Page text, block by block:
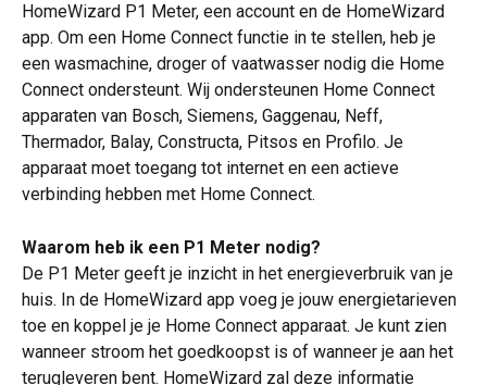
HomeWizard P1 Meter, een account en de HomeWizard
app. Om een Home Connect functie in te stellen, heb je
een wasmachine, droger of vaatwasser nodig die Home
Connect ondersteunt. Wij ondersteunen Home Connect
apparaten van Bosch, Siemens, Gaggenau, Neff,
Thermador, Balay, Constructa, Pitsos en Profilo. Je
apparaat moet toegang tot internet en een actieve
verbinding hebben met Home Connect.
Waarom heb ik een P1 Meter nodig?
De P1 Meter geeft je inzicht in het energieverbruik van je
huis. In de HomeWizard app voeg je jouw energietarieven
toe en koppel je je Home Connect apparaat. Je kunt zien
wanneer stroom het goedkoopst is of wanneer je aan het
terugleveren bent. HomeWizard zal deze informatie